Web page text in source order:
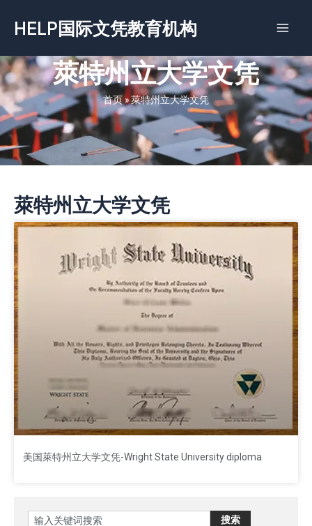
容
HELP国际文凭教育机构
萊特州立大学文凭
首页»萊特州立大学文凭
萊特州立大学文凭
美国萊特州立大学文凭-Wright State University diploma
Search 搜索